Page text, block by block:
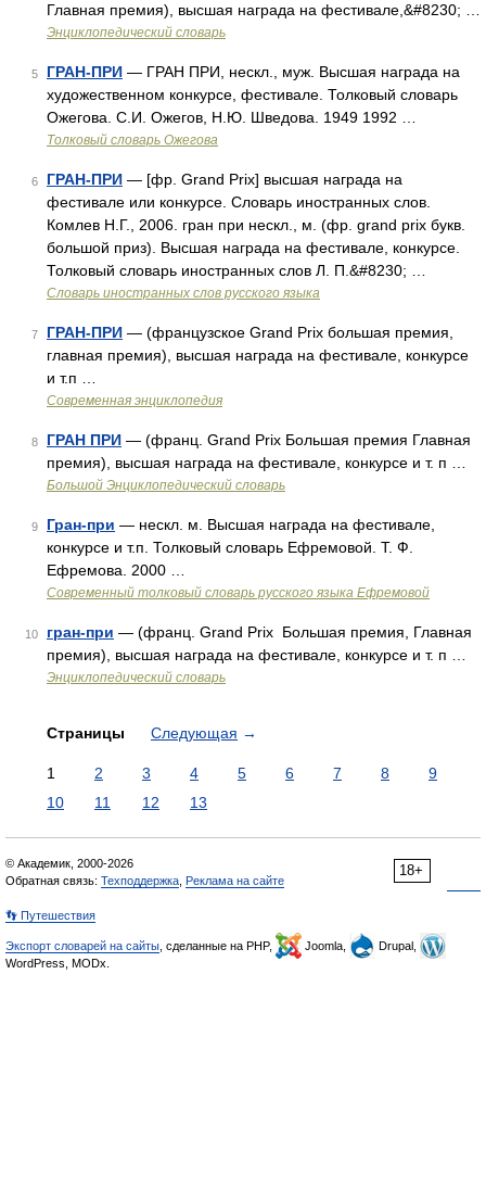
Главная премия), высшая награда на фестивале,&#8230; …
Энциклопедический словарь
5 ГРАН-ПРИ — ГРАН ПРИ, нескл., муж. Высшая награда на
художественном конкурсе, фестивале. Толковый словарь
Ожегова. С.И. Ожегов, Н.Ю. Шведова. 1949 1992 …
Толковый словарь Ожегова
6 ГРАН-ПРИ — [фр. Grand Prix] высшая награда на
фестивале или конкурсе. Словарь иностранных слов.
Комлев Н.Г., 2006. гран при нескл., м. (фр. grand prix букв.
большой приз). Высшая награда на фестивале, конкурсе.
Толковый словарь иностранных слов Л. П.&#8230; …
Словарь иностранных слов русского языка
7 ГРАН-ПРИ — (французское Grand Prix большая премия,
главная премия), высшая награда на фестивале, конкурсе
и т.п …
Современная энциклопедия
8 ГРАН ПРИ — (франц. Grand Prix Большая премия Главная
премия), высшая награда на фестивале, конкурсе и т. п …
Большой Энциклопедический словарь
9 Гран-при — нескл. м. Высшая награда на фестивале,
конкурсе и т.п. Толковый словарь Ефремовой. Т. Ф.
Ефремова. 2000 …
Современный толковый словарь русского языка Ефремовой
10 гран-при — (франц. Grand Prix Большая премия, Главная
премия), высшая награда на фестивале, конкурсе и т. п …
Энциклопедический словарь
Страницы Следующая →
1 2 3 4 5 6 7 8
9
10
11 12 13
18+
© Академик, 2000-2026
Обратная связь: Техподдержка Реклама на сайте
👣 Путешествия
Экспорт словарей на сайты , сделанные на PHP, Joomla,
Drupal,
WordPress, MODx.